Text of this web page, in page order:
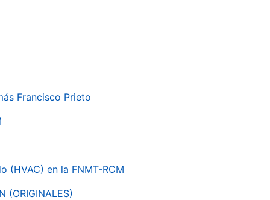
Francisco Prieto
(HVAC) en la FNMT-RCM